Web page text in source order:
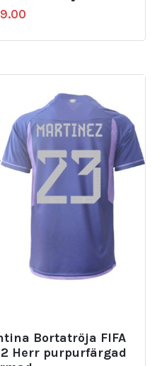
Bortatröja FIFA
Herr purpurfärgad